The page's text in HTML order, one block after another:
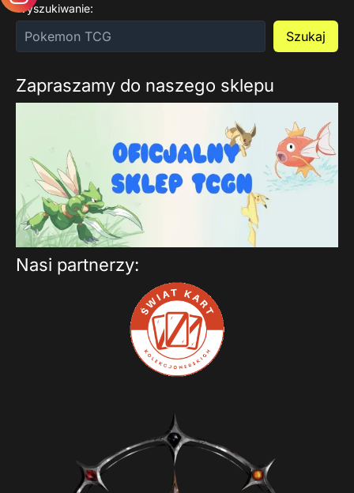
Wyszukiwanie:
Szukaj
Zapraszamy do naszego sklepu
Nasi partnerzy: